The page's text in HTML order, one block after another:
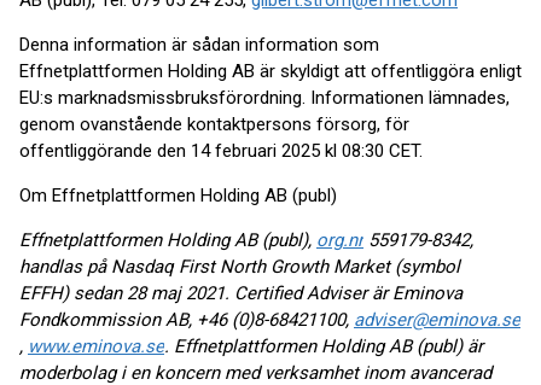
Denna information är sådan information som
Effnetplattformen Holding AB är skyldigt att offentliggöra enligt
EU:s marknadsmissbruksförordning. Informationen lämnades,
genom ovanstående kontaktpersons försorg, för
offentliggörande den 14 februari 2025 kl 08:30 CET.
Om Effnetplattformen Holding AB (publ)
Effnetplattformen Holding AB (publ), org.nr 559179-8342,
handlas på Nasdaq First North Growth Market (symbol
EFFH) sedan 28 maj 2021. Certified Adviser är Eminova
Fondkommission AB, +46 (0)8-68421100, adviser@eminova.se
, www.eminova.se. Effnetplattformen Holding AB (publ) är
moderbolag i en koncern med verksamhet inom avancerad